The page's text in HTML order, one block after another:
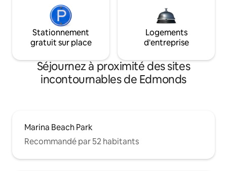
Stationnement
gratuit sur place
Logements
d'entreprise
Séjournez à proximité des sites
incontournables de Edmonds
Marina Beach Park
Recommandé par 52 habitants